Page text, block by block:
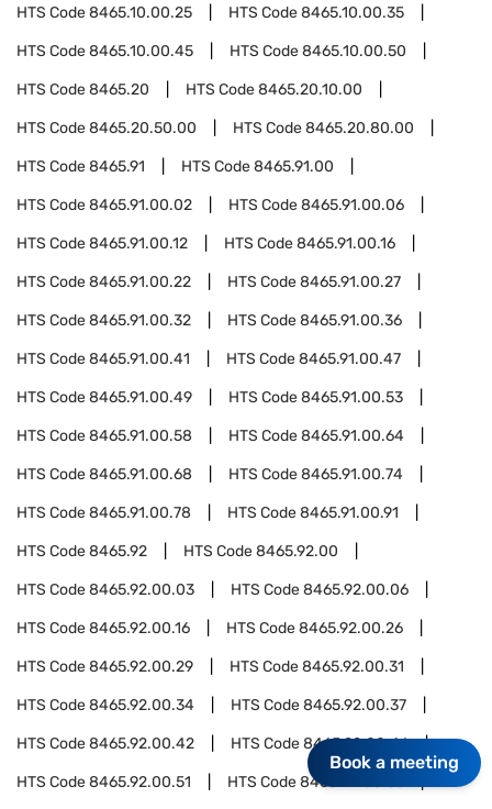
HTS Code8465.10.00.25 HTS Code8465.10.00.35
HTS Code8465.10.00.45 HTS Code8465.10.00.50
HTS Code8465.20 HTS Code8465.20.10.00
HTS Code8465.20.50.00 HTS Code8465.20.80.00
HTS Code8465.91 HTS Code8465.91.00
HTS Code8465.91.00.02 HTS Code8465.91.00.06
HTS Code8465.91.00.12 HTS Code8465.91.00.16
HTS Code8465.91.00.22 HTS Code8465.91.00.27
HTS Code8465.91.00.32 HTS Code8465.91.00.36
HTS Code8465.91.00.41 HTS Code8465.91.00.47
HTS Code8465.91.00.49 HTS Code8465.91.00.53
HTS Code8465.91.00.58 HTS Code8465.91.00.64
HTS Code8465.91.00.68 HTS Code8465.91.00.74
HTS Code8465.91.00.78 HTS Code8465.91.00.91
HTS Code8465.92 HTS Code8465.92.00
HTS Code8465.92.00.03 HTS Code8465.92.00.06
HTS Code8465.92.00.16 HTS Code8465.92.00.26
HTS Code8465.92.00.29 HTS Code8465.92.00.31
HTS Code8465.92.00.34 HTS Code8465.92.00.37
HTS Code8465.92.00.42 HTS Code8465.92.00.46
HTS Code8465.92.00.51 HTS Code8465.92.00.55
Book a meeting